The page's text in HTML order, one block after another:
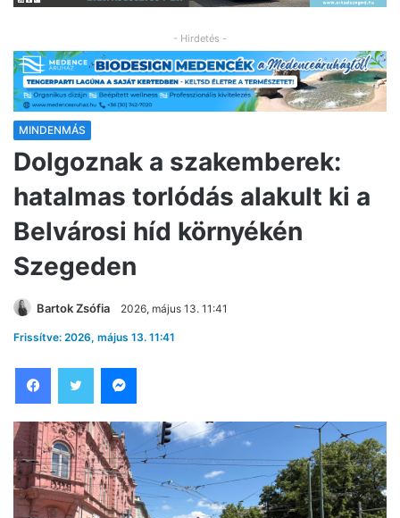
- Hirdetés -
MINDENMÁS
Dolgoznak a szakemberek:
hatalmas torlódás alakult ki a
Belvárosi híd környékén
Szegeden
Bartok Zsófia 2026, május 13. 11:41
Frissítve: 2026, május 13. 11:41